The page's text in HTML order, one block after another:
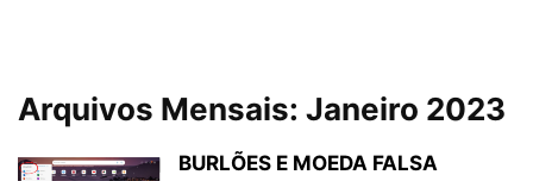
Arquivos Mensais: Janeiro 2023
BURLÕES E MOEDA FALSA